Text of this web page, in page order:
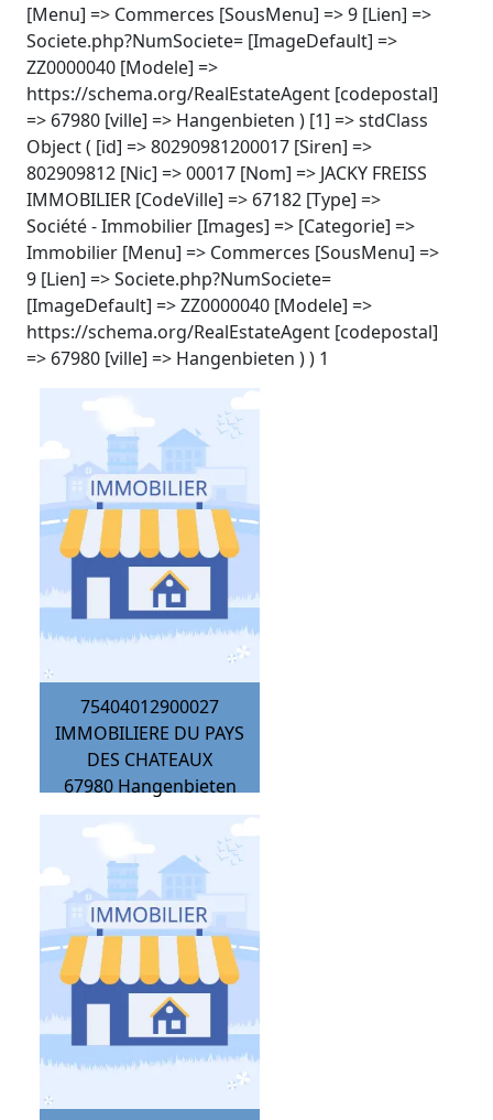
[Menu] => Commerces [SousMenu] => 9 [Lien] =>
Societe.php?NumSociete= [ImageDefault] =>
ZZ0000040 [Modele] =>
https://schema.org/RealEstateAgent [codepostal]
=> 67980 [ville] => Hangenbieten ) [1] => stdClass
Object ( [id] => 80290981200017 [Siren] =>
802909812 [Nic] => 00017 [Nom] => JACKY FREISS
IMMOBILIER [CodeVille] => 67182 [Type] =>
Société - Immobilier [Images] => [Categorie] =>
Immobilier [Menu] => Commerces [SousMenu] =>
9 [Lien] => Societe.php?NumSociete=
[ImageDefault] => ZZ0000040 [Modele] =>
https://schema.org/RealEstateAgent [codepostal]
=> 67980 [ville] => Hangenbieten ) ) 1
75404012900027
IMMOBILIERE DU PAYS
DES CHATEAUX
67980 Hangenbieten